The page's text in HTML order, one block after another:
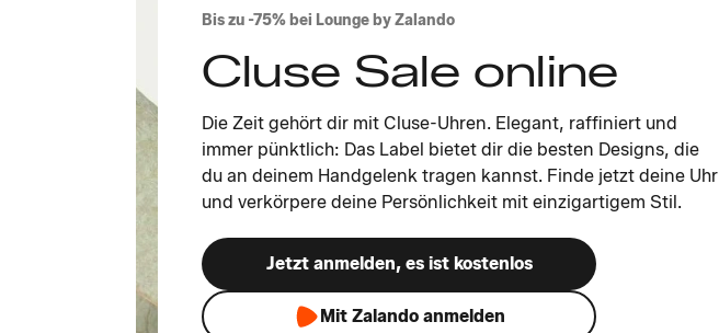
Bis zu -75% bei Lounge by Zalando
Cluse Sale online
Die Zeit gehört dir mit Cluse-Uhren. Elegant, raffiniert und
immer pünktlich: Das Label bietet dir die besten Designs, die
du an deinem Handgelenk tragen kannst. Finde jetzt deine Uhr
und verkörpere deine Persönlichkeit mit einzigartigem Stil.
Jetzt anmelden, es ist kostenlos
Mit Zalando anmelden